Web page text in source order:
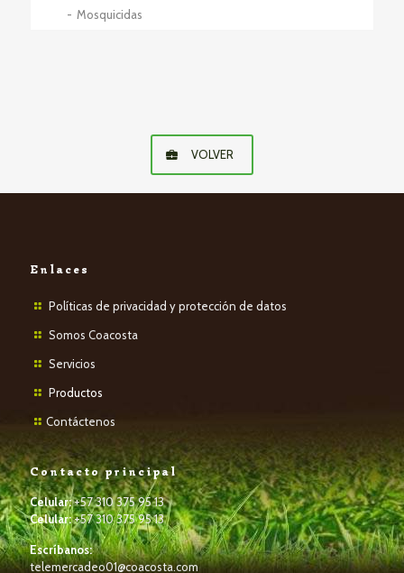
Mosquicidas
VOLVER
Enlaces
Políticas de privacidad y protección de datos
Somos Coacosta
Servicios
Productos
Contáctenos
Contacto principal
Celular:+57 310 375 95 13
Celular:+57 310 375 95 13
Escríbanos:
telemercadeo01@coacosta.com